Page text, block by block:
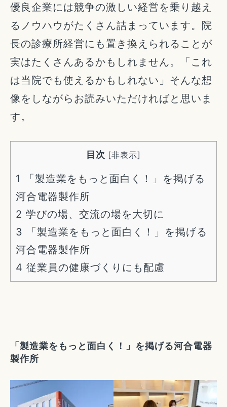
優良企業には競争の激しい経営を乗り越え
るノウハウがたくさん詰まっています。院
長の診療所経営にも置き換えられることが
実はたくさんあるかもしれません。「これ
は当院でも使えるかもしれない」そんな想
像をしながらお読みいただければと思いま
す。
目次 [非表示]
1
「製造業をもっと面白く！」を掲げる
河合電器製作所
2 学びの場、交流の場を大切に
3 「製造業をもっと面白く！」を掲げる
河合電器製作所
4 従業員の健康づくりにも配慮
「製造業をもっと面白く！」を掲げる河合電器
製作所